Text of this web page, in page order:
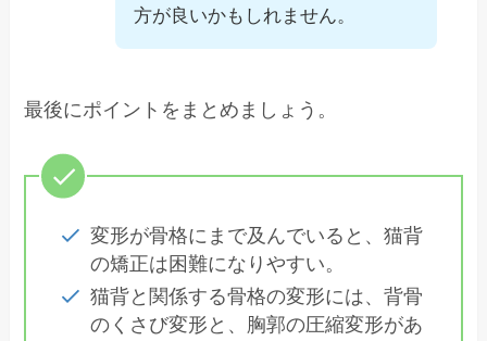
方が良いかもしれません。
最後にポイントをまとめましょう。
変形が骨格にまで及んでいると、猫背
の矯正は困難になりやすい。
猫背と関係する骨格の変形には、背骨
のくさび変形と、胸郭の圧縮変形があ